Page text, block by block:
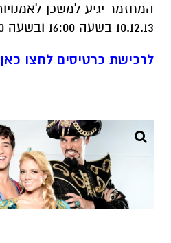
המחזמר יגיע למשכן
10.12.13 בשעה 16:00 ובשעה 19:00
לרכישת כרטיסים לחצו כאן